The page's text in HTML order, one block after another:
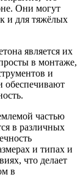
Они могут
и для тяжёлых
является их
в монтаже,
и
обеспечивают
частью
в различных
и типах и
что делает
в